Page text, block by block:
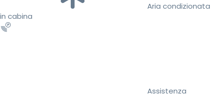
Aria condizionata
in cabina
Assistenza